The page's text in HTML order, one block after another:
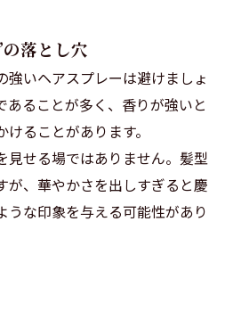
落とし穴
強いヘアスプレーは避けましょ
あることが多く、香りが強いと
ることがあります。
見せる場ではありません。髪型
が、華やかさを出しすぎると慶
うな印象を与える可能性があり